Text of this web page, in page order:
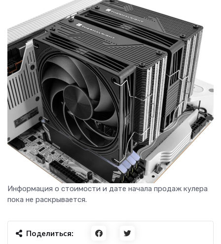
Информация о стоимости и дате начала продаж кулера
пока не раскрывается.
Поделиться: